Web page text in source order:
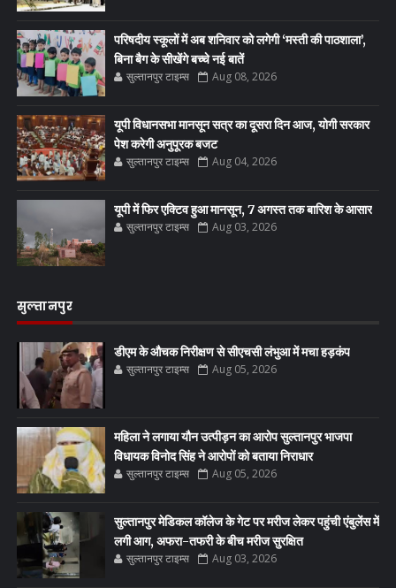
परिषदीय स्कूलों में अब शनिवार को लगेगी ‘मस्ती की पाठशाला’,
बिना बैग के सीखेंगे बच्चे नई बातें
सुल्तानपुर टाइम्स Aug 08, 2026
यूपी विधानसभा मानसून सत्र का दूसरा दिन आज, योगी सरकार
पेश करेगी अनुपूरक बजट
सुल्तानपुर टाइम्स Aug 04, 2026
यूपी में फिर एक्टिव हुआ मानसून, 7 अगस्त तक बारिश के आसार
सुल्तानपुर टाइम्स Aug 03, 2026
सुल्तानपुर
डीएम के औचक निरीक्षण से सीएचसी लंभुआ में मचा हड़कंप
सुल्तानपुर टाइम्स Aug 05, 2026
महिला ने लगाया यौन उत्पीड़न का आरोप सुल्तानपुर भाजपा
विधायक विनोद सिंह ने आरोपों को बताया निराधार
सुल्तानपुर टाइम्स Aug 05, 2026
सुल्तानपुर मेडिकल कॉलेज के गेट पर मरीज लेकर पहुंची एंबुलेंस में
लगी आग, अफरा-तफरी के बीच मरीज सुरक्षित
सुल्तानपुर टाइम्स Aug 03, 2026